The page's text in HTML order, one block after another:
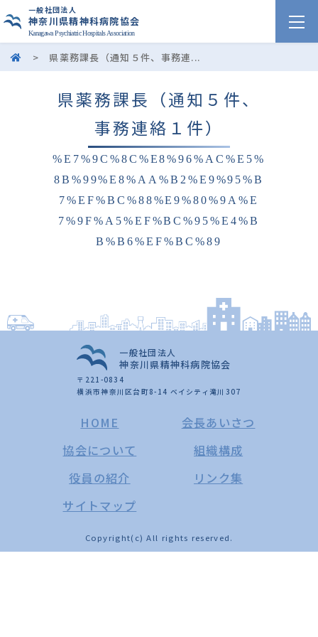
一般社団法人
神奈川県精神科病院協会
Kanagawa Psychiatric Hospitals Association
> 県薬務課長（通知５件、事務連...
県薬務課長（通知５件、
事務連絡１件）
%E7%9C%8C%E8%96%AC%E5%
8B%99%E8%AA%B2%E9%95%B
7%EF%BC%88%E9%80%9A%E
7%9F%A5%EF%BC%95%E4%B
B%B6%EF%BC%89
一般社団法人
神奈川県精神科病院協会
〒221-0834
横浜市神奈川区台町8-14 ベイシティ滝川307
HOME
会長あいさつ
協会について
組織構成
役員の紹介
リンク集
サイトマップ
Copyright(c) All rights reserved.